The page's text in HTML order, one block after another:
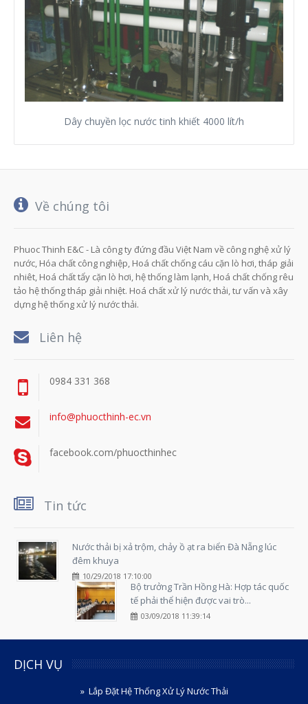
Dây chuyền lọc nước tinh khiết 4000 lít/h
Về chúng tôi
Phuoc Thinh E&C - Là công ty đứng đầu Việt Nam về công nghệ xử lý
nước, Hóa chất công nghiệp, Hoá chất chống cáu cặn lò hơi, tháp giải
nhiêt, Hoá chất tẩy cặn lò hơi, hệ thống làm lạnh, Hoá chất chống rêu
tảo hệ thống tháp giải nhiệt. Hoá chất xử lý nước thải, tư vấn và xây
dựng hệ thống xử lý nước thải.
Liên hệ
0984 331 368
info@phuocthinh-ec.vn
facebook.com/phuocthinhec
Tin tức
Nước thải bị xả trộm, chảy ồ ạt ra biển Đà Nẵng lúc
đêm khuya
10/29/2018 17:10:00
Bộ trưởng Trần Hồng Hà: Hợp tác quốc
tế phải thể hiện được vai trò...
03/09/2018 11:39:14
DỊCH VỤ
Lắp Đặt Hệ Thống Xử Lý Nước Thải